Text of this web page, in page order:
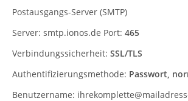
Postausgangs-Server (SMTP)
Server: smtp.ionos.de Port: 465
Verbindungssicherheit: SSL/TLS
Authentifizierungsmethode: Passwort,
Benutzername: